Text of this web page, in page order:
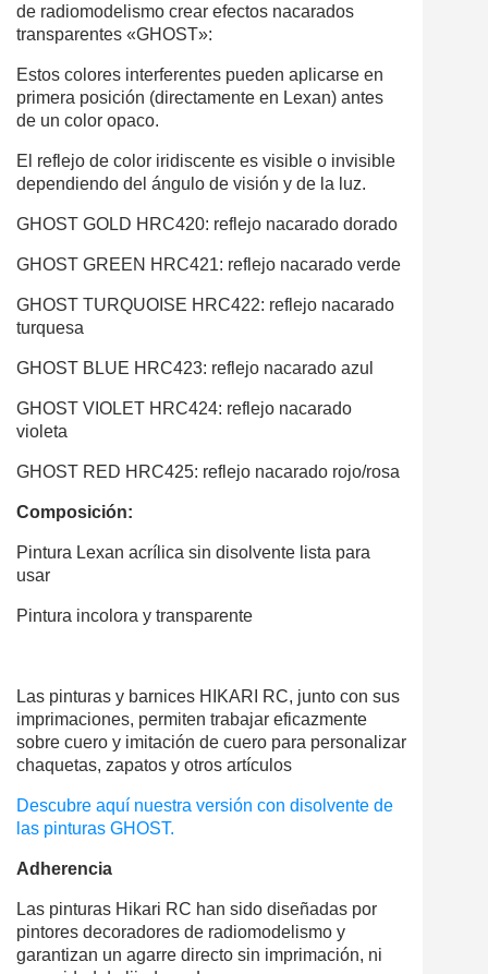
de radiomodelismo crear efectos nacarados
transparentes «GHOST»:
Estos colores interferentes pueden aplicarse en
primera posición (directamente en Lexan) antes
de un color opaco.
El reflejo de color iridiscente es visible o invisible
dependiendo del ángulo de visión y de la luz.
GHOST GOLD HRC420: reflejo nacarado dorado
GHOST GREEN HRC421: reflejo nacarado verde
GHOST TURQUOISE HRC422: reflejo nacarado
turquesa
GHOST BLUE HRC423: reflejo nacarado azul
GHOST VIOLET HRC424: reflejo nacarado
violeta
GHOST RED HRC425: reflejo nacarado rojo/rosa
Composición:
Pintura Lexan acrílica sin disolvente lista para
usar
Pintura incolora y transparente
Las pinturas y barnices HIKARI RC, junto con sus
imprimaciones, permiten trabajar eficazmente
sobre cuero y imitación de cuero para personalizar
chaquetas, zapatos y otros artículos
Descubre aquí nuestra versión con disolvente de
las pinturas GHOST.
Adherencia
Las pinturas Hikari RC han sido diseñadas por
pintores decoradores de radiomodelismo y
garantizan un agarre directo sin imprimación, ni